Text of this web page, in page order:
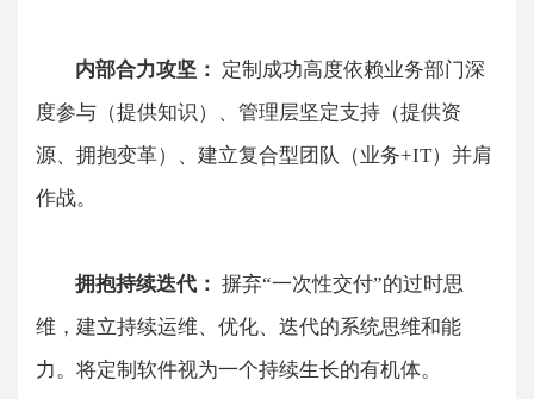
​​内部合力攻坚：​​ 定制成功高度依赖业务部门深
度参与（提供知识）、管理层坚定支持（提供资
源、拥抱变革）、建立复合型团队（业务+IT）并肩
作战。
​​拥抱持续迭代： ​​ 摒弃“一次性交付”的过时思
维，建立持续运维、优化、迭代的系统思维和能
力。将定制软件视为一个持续生长的有机体。